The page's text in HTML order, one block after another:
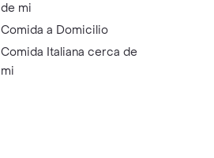
de mi
Comida a Domicilio
Comida Italiana cerca de
mi